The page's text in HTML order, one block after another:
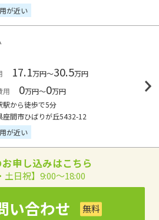
が近い
17.1万円～30.5万円
用
0万円～0万円
駅から徒歩で5分
座間市ひばりが丘5432-12
が近い
申し込みはこちら
土日祝】9:00～18:00
い合わせ